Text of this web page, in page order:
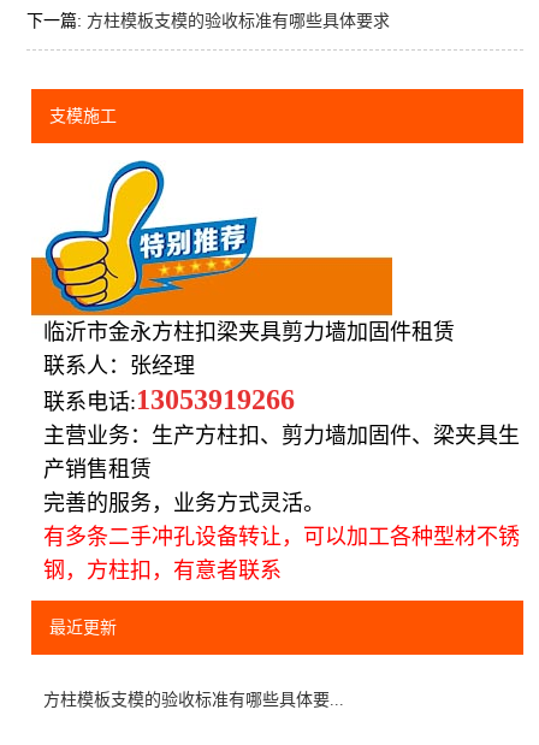
下一篇: 方柱模板支模的验收标准有哪些具体要求
支模施工
临沂市金永方柱扣梁夹具剪力墙加固件租赁
联系人：张经理
联系电话:13053919266
主营业务：生产方柱扣、剪力墙加固件、梁夹具生
产销售租赁
完善的服务，业务方式灵活。
有多条二手冲孔设备转让，可以加工各种型材不锈
钢，方柱扣，有意者联系
最近更新
方柱模板支模的验收标准有哪些具体要...